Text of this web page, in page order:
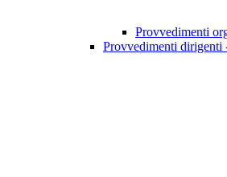
Provvedimenti
Provvedimenti dirigenti